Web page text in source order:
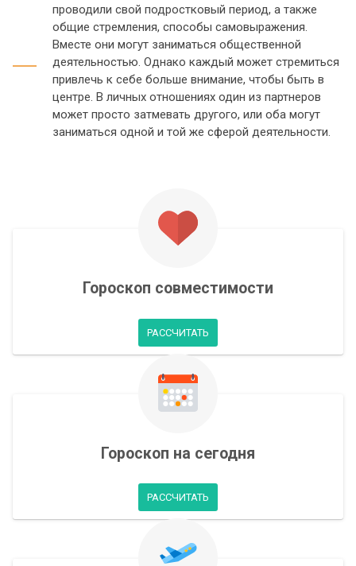
проводили свой подростковый период, а также
общие стремления, способы самовыражения.
Вместе они могут заниматься общественной
деятельностью. Однако каждый может стремиться
привлечь к себе больше внимание, чтобы быть в
центре. В личных отношениях один из партнеров
может просто затмевать другого, или оба могут
заниматься одной и той же сферой деятельности.
Гороскоп совместимости
РАССЧИТАТЬ
Гороскоп на сегодня
РАССЧИТАТЬ